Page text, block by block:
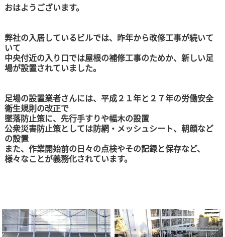
おはようございます。
弊社の入居しているビルでは、昨年から改修工事が続いて
いて
中央付近の入り口では屋根の補修工事のためか、新しい足
場が設置されていました。
足場の設置業者さんには、平成２１年と２７年の労働安全
衛生規則の改正で
墜落防止策に、先行手すりや幅木の設置
公衆災害防止策としては防網・メッシュシート、朝顔など
の設置
また、作業開始前の日々の点検やその記録と保存など、
様々なことが義務化されています。